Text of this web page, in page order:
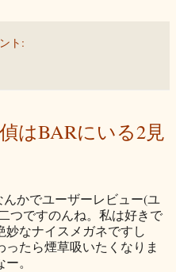
ト:
はBARにいる2見
んかでユーザーレビュー(ユ
つですのんね。私は好きで
なナイスメガネですし
たら煙草吸いたくなりま
。